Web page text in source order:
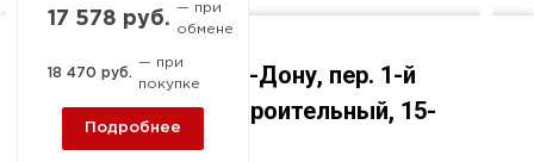
17 578 руб.
— при
обмене
18 470 руб.
— при
покупке
Подробнее
Ростов-на-Дону, пер. 1-й
Машиностроительный, 15-
А